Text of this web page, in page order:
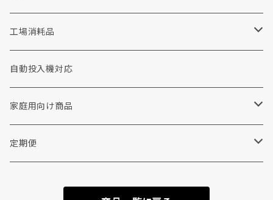
各種助剤
糊剤
工場用品
コインランドリー
衣料リフォーム・修理
その他
消耗品
手袋
工場消耗品
手洗い洗剤
自動投入機対応
家庭用向け商品
リンナイ
定期便